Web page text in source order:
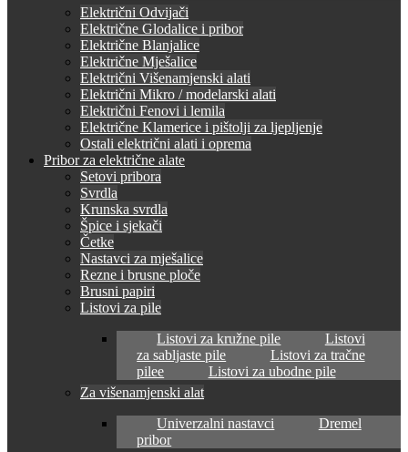
Električni Odvijači
Električne Glodalice i pribor
Električne Blanjalice
Električne Mješalice
Električni Višenamjenski alati
Električni Mikro / modelarski alati
Električni Fenovi i lemila
Električne Klamerice i pištolji za ljepljenje
Ostali električni alati i oprema
Pribor za električne alate
Setovi pribora
Svrdla
Krunska svrdla
Špice i sjekači
Četke
Nastavci za mješalice
Rezne i brusne ploče
Brusni papiri
Listovi za pile
Listovi za kružne pile
Listovi
za sabljaste pile
Listovi za tračne
pilee
Listovi za ubodne pile
Za višenamjenski alat
Univerzalni nastavci
Dremel
pribor